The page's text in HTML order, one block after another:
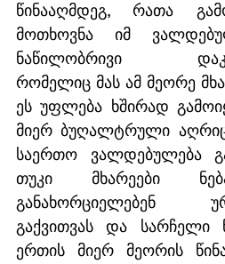
წინააღმდეგ, რათა
მოთხოვნა იმ
ნაწილობრივი
რომელიც მას ამ მეორე
ეს უფლება ხშირად
მიერ ბუღალტრული
საერთო ვალდებულება
თუკი მხარეები
განახორციელებენ
გაქვითვას და სარჩელი
ერთის მიერ მეორის